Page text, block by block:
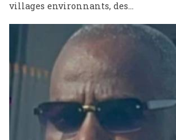
villages environnants, des...